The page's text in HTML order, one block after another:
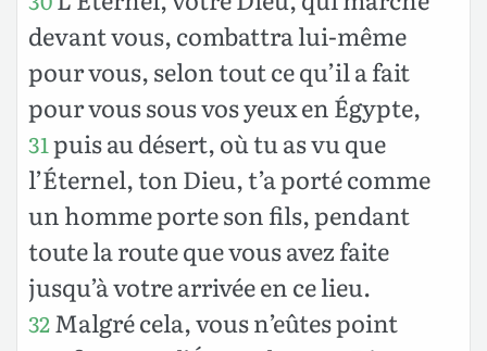
devant vous, combattra lui-même
pour vous, selon tout ce qu’il a fait
pour vous sous vos yeux en Égypte,
31puis au désert, où tu as vu que
l’Éternel, ton Dieu, t’a porté comme
un homme porte son fils, pendant
toute la route que vous avez faite
jusqu’à votre arrivée en ce lieu.
32Malgré cela, vous n’eûtes point